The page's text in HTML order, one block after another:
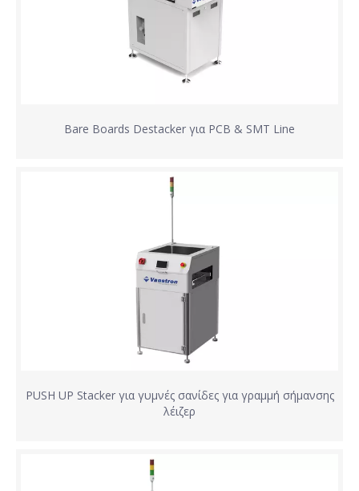
Bare Boards Destacker για PCB & SMT Line
PUSH UP Stacker για γυμνές σανίδες για γραμμή σήμανσης
λέιζερ